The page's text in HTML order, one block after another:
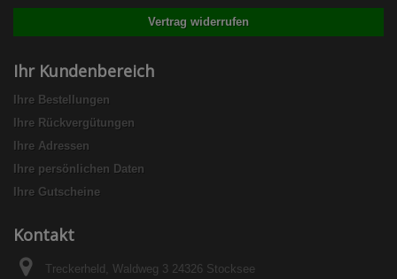
Vertrag widerrufen
Ihr Kundenbereich
Ihre Bestellungen
Ihre Rückvergütungen
Ihre Adressen
Ihre persönlichen Daten
Ihre Gutscheine
Kontakt
Treckerheld, Waldweg 3 24326 Stocksee